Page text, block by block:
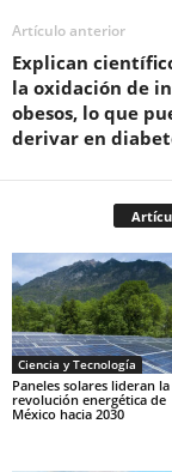
Artículo anterior
Explican
la oxidación de
obesos, lo que
derivar en
Ciencia y Tecnología
Paneles solares lideran la
revolución energética de
México hacia 2030